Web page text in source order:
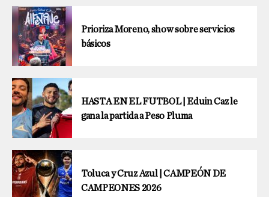
Prioriza Moreno, show sobre servicios
básicos
HASTA EN EL FUTBOL | Eduin Caz le
gana la partida a Peso Pluma
Toluca y Cruz Azul | CAMPEÓN DE
CAMPEONES 2026